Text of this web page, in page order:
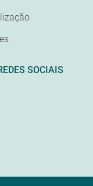
SOCIAIS